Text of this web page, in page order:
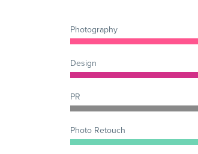
Photography
Design
PR
Photo Retouch